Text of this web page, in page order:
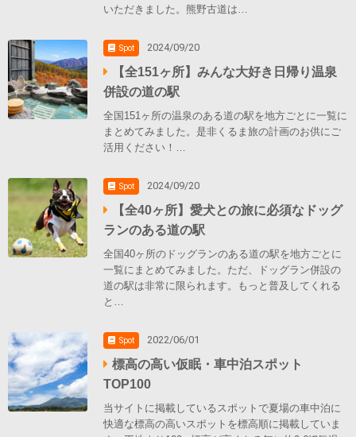
いただきました。熊野古道は…
Spot 2024/09/20
【全151ヶ所】みんな大好き日帰り温泉
併設の道の駅
全国151ヶ所の温泉のある道の駅を地方ごとに一覧に
まとめてみました。是非くるま旅の計画のお供にご
活用ください！…
Spot 2024/09/20
【全40ヶ所】愛犬との旅に必須なドッグ
ランのある道の駅
全国40ヶ所のドッグランのある道の駅を地方ごとに
一覧にまとめてみました。ただ、ドッグラン併設の
道の駅は非常に限られます。もっと普及してくれる
と…
Spot 2022/06/01
標高の高い仮眠・車中泊スポット
TOP100
当サイトに掲載しているスポットで夏場の車中泊に
快適な標高の高いスポットを標高順に掲載していま